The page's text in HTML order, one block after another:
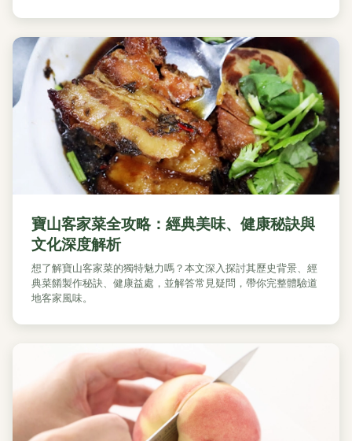
寶山客家菜全攻略：經典美味、健康秘訣與
文化深度解析
想了解寶山客家菜的獨特魅力嗎？本文深入探討其歷史背景、經
典菜餚製作秘訣、健康益處，並解答常見疑問，帶你完整體驗道
地客家風味。